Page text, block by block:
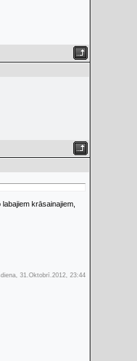
krāsainajiem,
31.Oktobrī.2012, 23:44